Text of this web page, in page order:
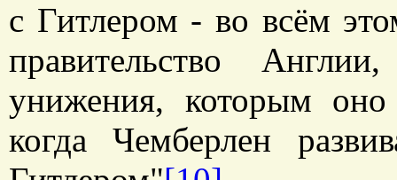
с Гитлером - во всём
правительство
унижения, которым
когда Чемберлен